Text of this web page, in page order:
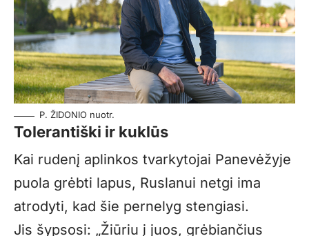
P. ŽIDONIO nuotr.
Tolerantiški ir kuklūs
Kai rudenį aplinkos tvarkytojai Panevėžyje
puola grėbti lapus, Ruslanui netgi ima
atrodyti, kad šie pernelyg stengiasi.
Jis šypsosi: „Žiūriu į juos, grėbiančius